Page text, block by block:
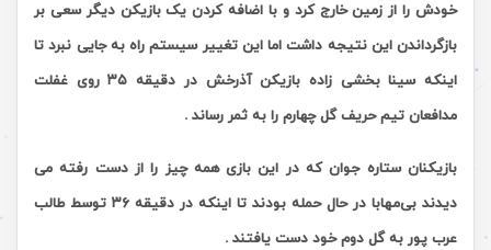
خودش را از زمین خارج کرد و با اضافه کردن یک بازیکن دیگر سعی بر
بازگرداندن این نتیجه داشت اما این تغییر سیستم راه به جایی نبرد تا
اینکه سینا بخشی زاده بازیکن آذرخش در دقیقه ٣۵ روی غفلت
مدافعان تیم حریف گل چهارم را به ثمر رساند .
بازیکنان ستاره جوان که در این بازی همه چیز را از دست رفته می
دیدند بی‌مهابا در حال حمله بودند تا اینکه در دقیقه ٣۶ توسط طالب
عرب‌ پور به گل دوم خود دست یافتند .